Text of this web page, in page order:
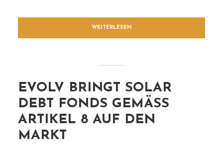
WEITERLESEN
EVOLV BRINGT SOLAR
DEBT FONDS GEMÄSS A
RTIKEL 8 AUF DEN M
ARKT